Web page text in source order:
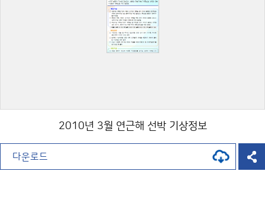
2010년 3월 연근해 선박 기상정보
다운로드